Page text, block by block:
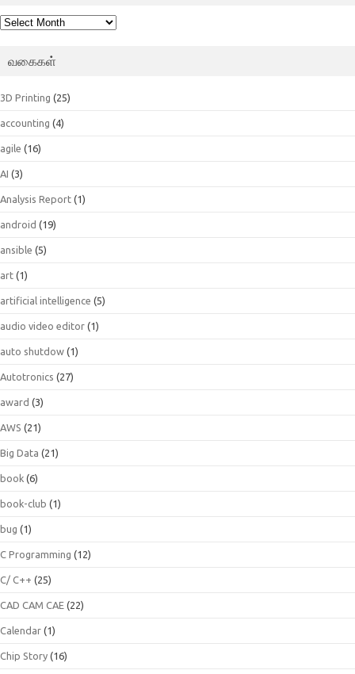
பெட்டகம்
வகைகள்
3D Printing (25)
accounting (4)
agile (16)
AI (3)
Analysis Report (1)
android (19)
ansible (5)
art (1)
artificial intelligence (5)
audio video editor (1)
auto shutdow (1)
Autotronics (27)
award (3)
AWS (21)
Big Data (21)
book (6)
book-club (1)
bug (1)
C Programming (12)
C/ C++ (25)
CAD CAM CAE (22)
Calendar (1)
Chip Story (16)